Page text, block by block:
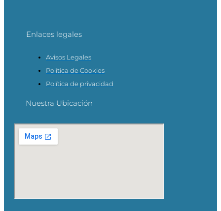
Enlaces legales
Avisos Legales
Política de Cookies
Política de privacidad
Nuestra Ubicación